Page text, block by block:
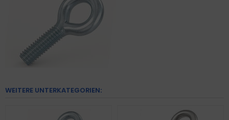
WEITERE UNTERKATEGORIEN: